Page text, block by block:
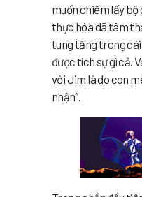
muốn chiếm lấy
thực hóa dã tâm
tung tăng trong
được tích sự gì cả.
với Jim là do con
nhận”.